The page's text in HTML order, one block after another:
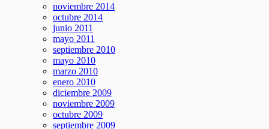
noviembre 2014
octubre 2014
junio 2011
mayo 2011
septiembre 2010
mayo 2010
marzo 2010
enero 2010
diciembre 2009
noviembre 2009
octubre 2009
septiembre 2009